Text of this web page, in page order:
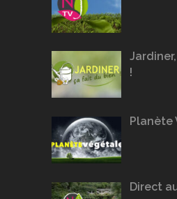
!
Planète
Direct